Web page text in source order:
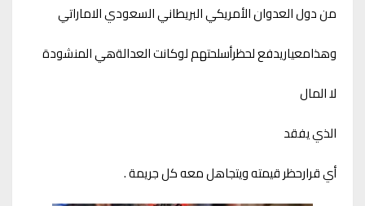
من دول العدوان الأمريكي البريطاني السعودي الاماراتي
وهذامعياريدفع لحظرأسلحتهم لوكانت العدالةهي المنشودة
لا المال
الذي يفقد
أي قرارحظر قيمته ويتجاهل معه كل جريمة .